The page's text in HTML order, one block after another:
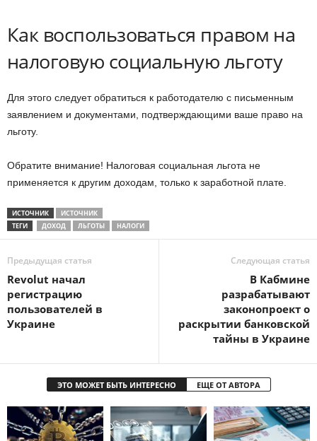
Как воспользоваться правом на
налоговую социальную льготу
Для этого следует обратиться к работодателю с письменным
заявлением и документами, подтверждающими ваше право на
льготу.
Обратите внимание! Налоговая социальная льгота не
применяется к другим доходам, только к заработной плате.
ИСТОЧНИК
ИСТОЧНИК
ТЕГИ
ДОХОД ЛЬГОТЫ НАЛОГИ
Предыдущая статья
Revolut начал
регистрацию
пользователей в
Украине
Следующая статья
В Кабмине
разрабатывают
законопроект о
раскрытии банковской
тайны в Украине
ЭТО МОЖЕТ БЫТЬ ИНТЕРЕСНО ЕЩЕ ОТ АВТОРА